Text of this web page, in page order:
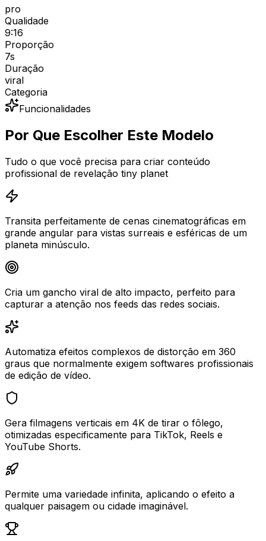
pro
Qualidade
9:16
Proporção
7s
Duração
viral
Categoria
Funcionalidades
Por Que Escolher Este Modelo
Tudo o que você precisa para criar conteúdo
profissional de revelação tiny planet
Transita perfeitamente de cenas cinematográficas em
grande angular para vistas surreais e esféricas de um
planeta minúsculo.
Cria um gancho viral de alto impacto, perfeito para
capturar a atenção nos feeds das redes sociais.
Automatiza efeitos complexos de distorção em 360
graus que normalmente exigem softwares profissionais
de edição de vídeo.
Gera filmagens verticais em 4K de tirar o fôlego,
otimizadas especificamente para TikTok, Reels e
YouTube Shorts.
Permite uma variedade infinita, aplicando o efeito a
qualquer paisagem ou cidade imaginável.